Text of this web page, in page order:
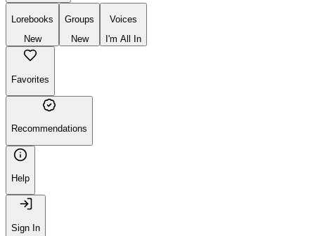
Lorebooks
New
Groups
New
Voices
I'm All In
Favorites
Recommendations
Help
Sign In